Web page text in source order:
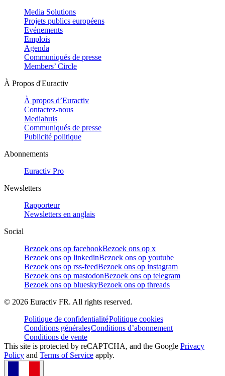
Media Solutions
Projets publics européens
Evénements
Emplois
Agenda
Communiqués de presse
Members’ Circle
À Propos d'Euractiv
À propos d’Euractiv
Contactez-nous
Mediahuis
Communiqués de presse
Publicité politique
Abonnements
Euractiv Pro
Newsletters
Rapporteur
Newsletters en anglais
Social
Bezoek ons op facebookBezoek ons op x
Bezoek ons op linkedinBezoek ons op youtube
Bezoek ons op rss-feedBezoek ons op instagram
Bezoek ons op mastodonBezoek ons op telegram
Bezoek ons op blueskyBezoek ons op threads
© 2026 Euractiv FR. All rights reserved.
Politique de confidentialitéPolitique cookies
Conditions généralesConditions d’abonnement
Conditions de vente
This site is protected by reCAPTCHA, and the Google Privacy
Policy and Terms of Service apply.